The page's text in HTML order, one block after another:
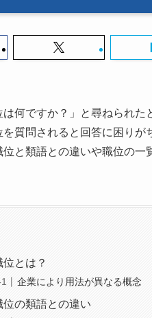
は何ですか？」と尋ねられ
を質問されると回答に困り
と類語との違いや職位の一
位とは？
企業により用法が異なる概念
位の類語との違い